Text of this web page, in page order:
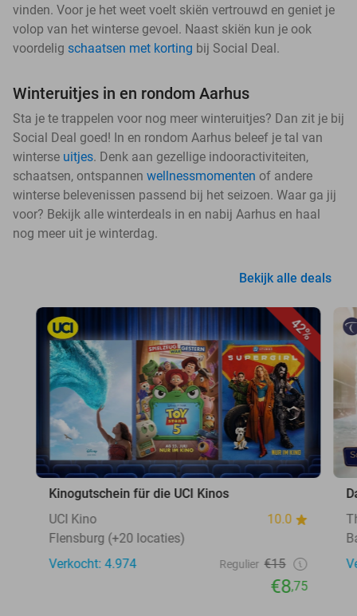
vinden. Voor je het weet voelt skiën vertrouwd en geniet je
volop van het winterse gevoel. Naast skiën kun je ook
voordelig schaatsen met korting bij Social Deal.
Winteruitjes in en rondom Aarhus
Sta je te trappelen voor nog meer winteruitjes? Dan zit je bij
Social Deal goed! In en rondom Aarhus beleef je tal van
winterse uitjes. Denk aan gezellige indooractiviteiten,
schaatsen, ontspannen wellnessmomenten of andere
winterse belevenissen passend bij het seizoen. Waar ga jij
voor? Bekijk alle winterdeals in en nabij Aarhus en haal
nog meer uit je winterdag.
Bekijk alle deals
42%
Kinogutschein für die UCI Kinos
UCI Kino
10.0
Flensburg (+20 locaties)
Verkocht: 4.974
Regulier €15
€8,75